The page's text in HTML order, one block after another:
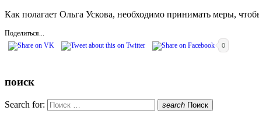
Как полагает Ольга Ускова, необходимо принимать меры,
Поделиться...
0
поиск
Search for: search Поиск